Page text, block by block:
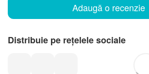
Adaugă o recenzie
Distribuie pe rețelele sociale